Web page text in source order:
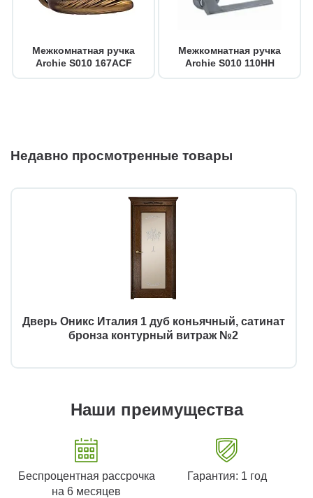
Межкомнатная ручка
Archie S010 167ACF
Межкомнатная ручка
Archie S010 110HH
Недавно просмотренные товары
Дверь Оникс Италия 1 дуб коньячный, сатинат
бронза контурный витраж №2
Наши преимущества
Беспроцентная рассрочка
на 6 месяцев
Гарантия: 1 год